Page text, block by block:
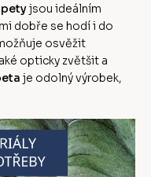
jsou ideálním
dobře se hodí i do
osvěžit
opticky zvětšit a
je odolný výrobek,